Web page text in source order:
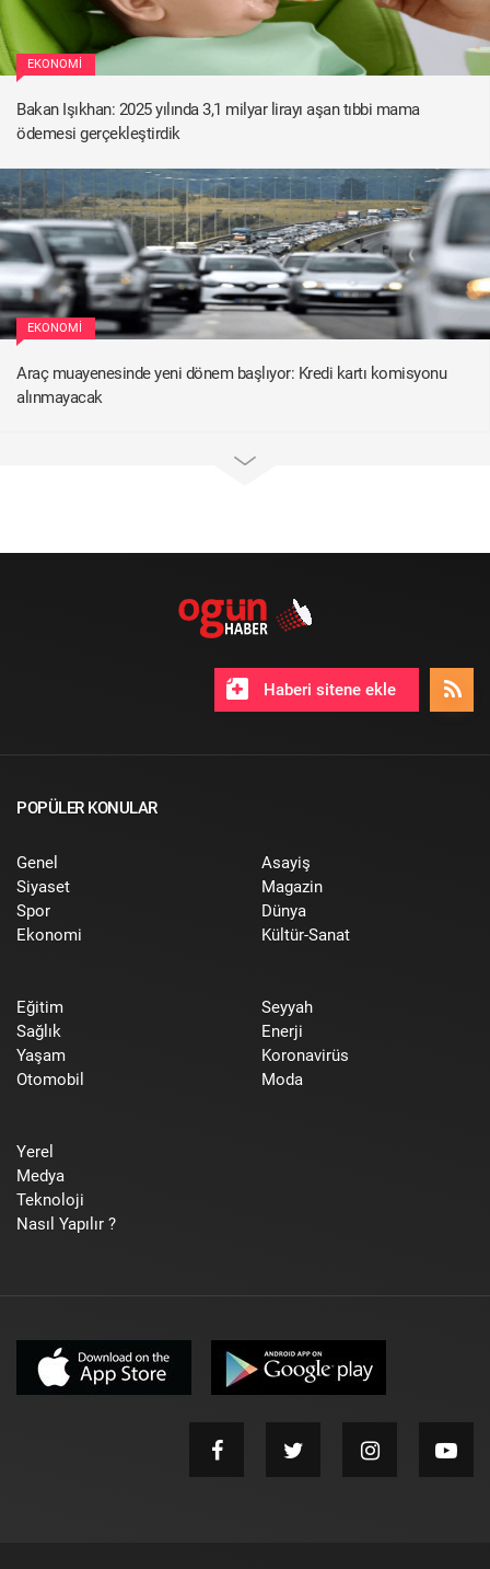
EKONOMI
Bakan Işıkhan: 2025 yılında 3,1 milyar lirayı aşan tıbbi mama
ödemesi gerçekleştirdik
EKONOMI
Araç muayenesinde yeni dönem başlıyor: Kredi kartı komisyonu
alınmayacak
Haberi sitene ekle
POPÜLER KONULAR
Genel
Siyaset
Spor
Ekonomi
Asayiş
Magazin
Dünya
Kültür-Sanat
Eğitim
Sağlık
Yaşam
Otomobil
Seyyah
Enerji
Koronavirüs
Moda
Yerel
Medya
Teknoloji
Nasıl Yapılır ?